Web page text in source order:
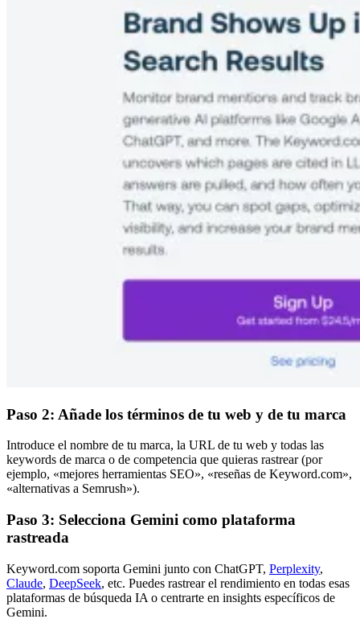
Paso 2: Añade los términos de tu web y de tu marca
Introduce el nombre de tu marca, la URL de tu web y todas las
keywords de marca o de competencia que quieras rastrear (por
ejemplo, «mejores herramientas SEO», «reseñas de Keyword.com»,
«alternativas a Semrush»).
Paso 3: Selecciona Gemini como plataforma
rastreada
Keyword.com soporta Gemini junto con ChatGPT, Perplexity,
Claude, DeepSeek, etc. Puedes rastrear el rendimiento en todas esas
plataformas de búsqueda IA o centrarte en insights específicos de
Gemini.